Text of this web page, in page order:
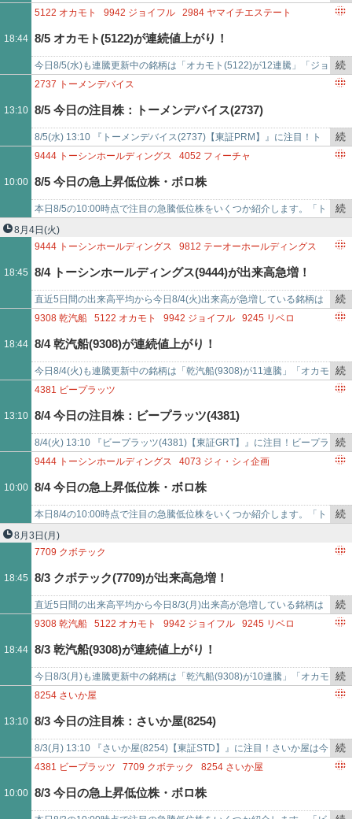
9444 トーシンホールディングス
「東邦化学工業(4409)が出来高平均比58.554倍」「不二ラテックス
き
事
で
18:44
5122 オカモト 9942 ジョイフル 2984 ヤマイチエステート
KLAB 3168
多木化学 6986 双葉電子工業
8/5 オカモト(5122)が連続値上がり！
今日8/5(水)も連騰更新中の銘柄は「オカモト(5122)が12連騰」「ジョ
イフル(9942)が12連騰」「ヤマイチエステート(2984)が7連騰」…
続
き
事
で
13:10
2737 トーメンデバイス
8/5 今日の注目株：トーメンデバイス(2737)
8/5(水) 13:10 『トーメンデバイス(2737)【東証PRM】』に注目！ト
ーメンデバイスは今日現在、上昇中。このまま現在の株価で終了する
続
き
事
10:00
9444 トーシンホールディングス 4052 フィーチャ
MONOAI TECHNOLOGY 3103 ユニチカ
インフォマート 6656 インスペック
6768タムラ製作所 6966三井ハイテック
8/5 今日の急上昇低位株・ボロ株
本日8/5の10:00時点で注目の急騰低位株をいくつか紹介します。「ト
ーシンホールディングス(9444) - 値上がり率は+20%超え」「フィー
チャ…
続
を
で
8月4日 (火)
18:45
9444 トーシンホールディングス 9812 テーオーホールディングス
4073
ジィ・シィ企画
湖池屋 8518 日本アジア投資 5138
REBASE
6664オプトエレクトロニクス 5940不二サッシ
8/4 トーシンホールディングス(9444)が出来高急増！
直近5日間の出来高平均から今日8/4(火)出来高が急増している銘柄は
「トーシンホールディングス(9444)が出来高平均比30.966倍」「テー
続
き
事
で
18:44
9308 乾汽船 5122 オカモト 9942 ジョイフル 9245 リベロ
9279ギフトホールディングス 2934
9244デジタリフト 2984ヤマイチエステート
9110NSユナイテッド海運
8/4 乾汽船(9308)が連続値上がり！
今日8/4(火)も連騰更新中の銘柄は「乾汽船(9308)が11連騰」「オカモ
ト(5122)が11連騰」「ジョイフル(9942)が11連騰」「リベロ(…
続
き
事
で
13:10
4381 ビープラッツ
8/4 今日の注目株：ビープラッツ(4381)
8/4(火) 13:10 『ビープラッツ(4381)【東証GRT】』に注目！ビープラ
ッツは今日現在、上昇中。このまま現在の株価で終了すると、7/31…
続
き
事
10:00
9444 トーシンホールディングス 4073 ジィ・シィ企画
ビープラッツ 6085
アーキテクツ・スタジオ・ジャパン
日本一ソフトウェア 3810
サイバーステップホールディングス
4881ファンペップ 4424AMAZIA 5138REBASE
8/4 今日の急上昇低位株・ボロ株
本日8/4の10:00時点で注目の急騰低位株をいくつか紹介します。「ト
ーシンホールディングス(9444) - 値上がり率は+35%超え」「ジィ・
シィ…
続
を
で
8月3日 (月)
18:45
7709 クボテック
トゥエンティーフォーセブンホールディングス
4073ジィ・シィ企画 3355
クリヤマホールディングス
5921川岸工業 4316ビーマップ 7814日本創発グループ
9325 ファイズホールディングス
8/3 クボテック(7709)が出来高急増！
直近5日間の出来高平均から今日8/3(月)出来高が急増している銘柄は
「クボテック(7709)が出来高平均比88.920倍」「Ｖｅｒｉｔａｓ Ｉ
続
き
事
で
18:44
9308 乾汽船 5122 オカモト 9942 ジョイフル 9245 リベロ
8254さいか屋 IGポート 3179
9279ギフトホールディングス 3690 イルグルム
8/3 乾汽船(9308)が連続値上がり！
今日8/3(月)も連騰更新中の銘柄は「乾汽船(9308)が10連騰」「オカモ
ト(5122)が10連騰」「ジョイフル(9942)が10連騰」「リベロ(…
続
き
事
で
13:10
8254 さいか屋
8/3 今日の注目株：さいか屋(8254)
8/3(月) 13:10 『さいか屋(8254)【東証STD】』に注目！さいか屋は今
日現在、上昇中。このまま現在の株価で終了すると、7/23(木)か…
続
き
10:00
4381 ビープラッツ 7709 クボテック 8254 さいか屋
サイバーステップホールディングス
グローバルダイニング 4564
オンコセラピー・サイエンス
8/3 今日の急上昇低位株・ボロ株